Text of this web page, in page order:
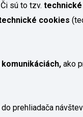
sú to tzv.technické
cookies
ako
prehliadača